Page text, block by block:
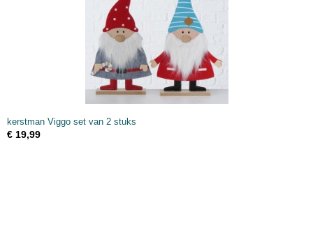
kerstman Viggo set van 2 stuks
€ 19,99